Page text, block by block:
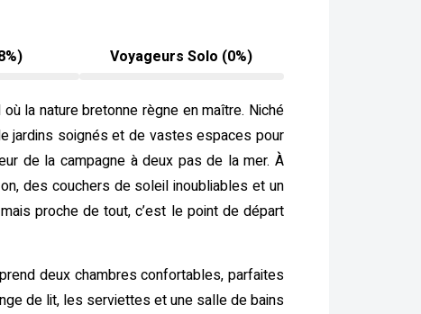
Voyageurs Solo (0%)
la nature bretonne règne en maître. Niché
jardins soignés et de vastes espaces pour
de la campagne à deux pas de la mer. À
des couchers de soleil inoubliables et un
proche de tout, c’est le point de départ
deux chambres confortables, parfaites
de lit, les serviettes et une salle de bains